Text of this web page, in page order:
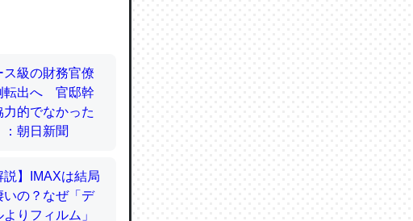
するほど分かり
新仮説